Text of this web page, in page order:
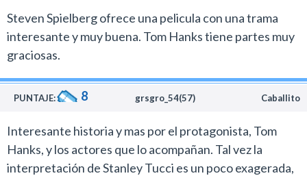
Steven Spielberg ofrece una pelicula con una trama
interesante y muy buena. Tom Hanks tiene partes muy
graciosas.
PUNTAJE: 8 grsgro_54(57) Caballito
Interesante historia y mas por el protagonista, Tom
Hanks, y los actores que lo acompañan. Tal vez la
interpretación de Stanley Tucci es un poco exagerada,